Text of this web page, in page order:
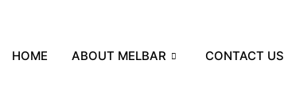
HOME ABOUT MELBAR CONTACT US